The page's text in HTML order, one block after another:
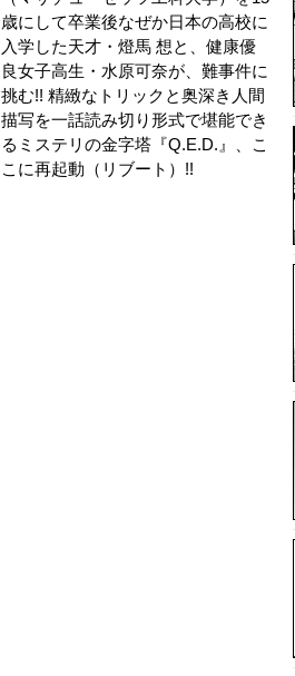
歳にして卒業後なぜか日本の高校に
入学した天才・燈馬 想と、健康優
良女子高生・水原可奈が、難事件に
挑む!! 精緻なトリックと奥深き人間
描写を一話読み切り形式で堪能でき
るミステリの金字塔『Q.E.D.』、こ
こに再起動（リブート）!!